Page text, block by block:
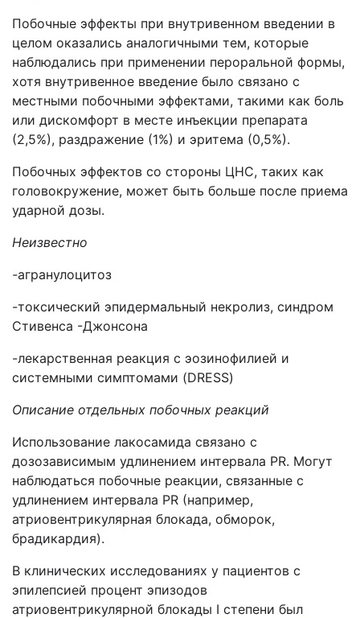
Побочные эффекты при внутривенном введении в
целом оказались аналогичными тем, которые
наблюдались при применении пероральной формы,
хотя внутривенное введение было связано с
местными побочными эффектами, такими как боль
или дискомфорт в месте инъекции препарата
(2,5%), раздражение (1%) и эритема (0,5%).
Побочных эффектов со стороны ЦНС, таких как
головокружение, может быть больше после приема
ударной дозы.
Неизвестно
-агранулоцитоз
-токсический эпидермальный некролиз, синдром
Стивенса -Джонсона
-лекарственная реакция с эозинофилией и
системными симптомами (DRESS)
Описание отдельных побочных реакций
Использование лакосамида связано с
дозозависимым удлинением интервала PR. Могут
наблюдаться побочные реакции, связанные с
удлинением интервала PR (например,
атриовентрикулярная блокада, обморок,
брадикардия).
В клинических исследованиях у пациентов с
эпилепсией процент эпизодов
атриовентрикулярной блокады I степени был